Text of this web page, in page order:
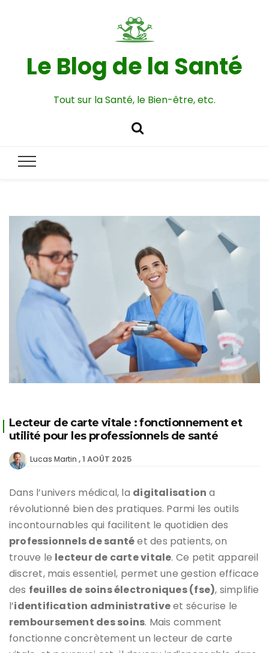
Le Blog de la Santé
Tout sur la Santé, le Bien-être, etc.
Lecteur de carte vitale : fonctionnement et
utilité pour les professionnels de santé
Lucas Martin 1 AOÛT 2025
Dans l’univers médical, la digitalisation a
révolutionné bien des pratiques. Parmi les outils
incontournables qui facilitent le quotidien des
professionnels de santéet des patients, on
trouve le lecteur de carte vitale. Ce petit appareil
discret, mais essentiel, permet une gestion efficace
des feuilles de soins électroniques (fse), simplifie
l’identification administrativeet sécurise le
remboursement des soins. Mais comment
fonctionne concrètement un lecteur de carte